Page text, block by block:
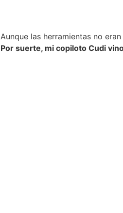
Aunque las herramientas no
Por suerte, mi copiloto Cudi